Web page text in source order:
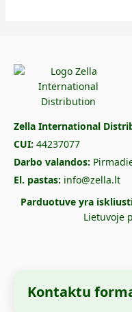
Zella International
CUI: 44237077
Darbo valandos:
El. pastas: info@zella.lt
Parduotuve yra
Lietuvoje
Kontaktu